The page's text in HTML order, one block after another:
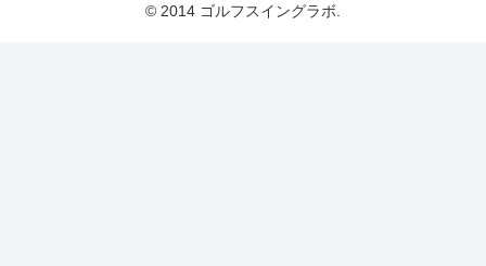
© 2014 ゴルフスイングラボ.